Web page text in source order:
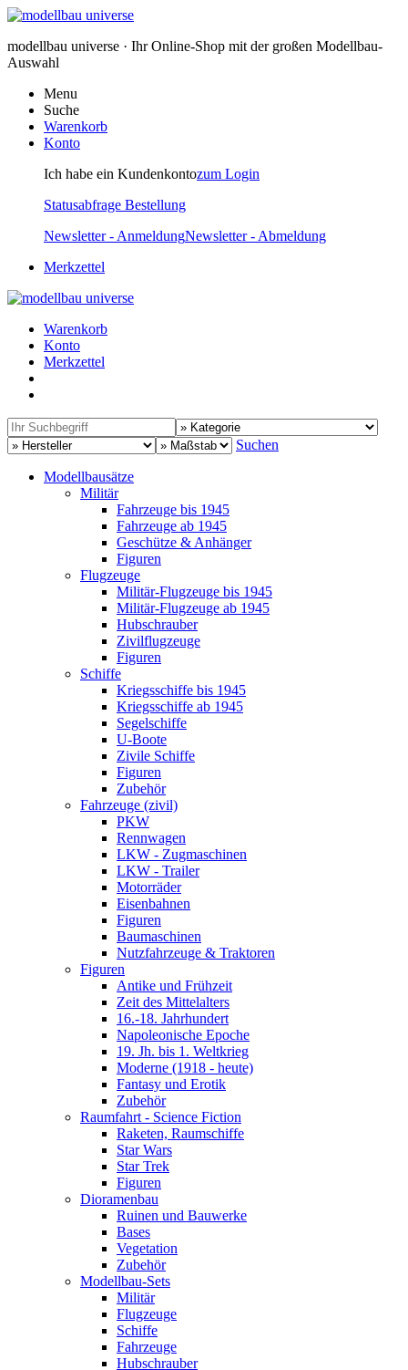
modellbau universe · Ihr Online-Shop mit der großen Modellbau-
Auswahl
Menu
Suche
Warenkorb
Konto
Ich habe ein Kundenkontozum Login
Statusabfrage Bestellung
Newsletter - AnmeldungNewsletter - Abmeldung
Merkzettel
Warenkorb
Konto
Merkzettel
Suchen
Modellbausätze
Militär
Fahrzeuge bis 1945
Fahrzeuge ab 1945
Geschütze & Anhänger
Figuren
Flugzeuge
Militär-Flugzeuge bis 1945
Militär-Flugzeuge ab 1945
Hubschrauber
Zivilflugzeuge
Figuren
Schiffe
Kriegsschiffe bis 1945
Kriegsschiffe ab 1945
Segelschiffe
U-Boote
Zivile Schiffe
Figuren
Zubehör
Fahrzeuge (zivil)
PKW
Rennwagen
LKW - Zugmaschinen
LKW - Trailer
Motorräder
Eisenbahnen
Figuren
Baumaschinen
Nutzfahrzeuge & Traktoren
Figuren
Antike und Frühzeit
Zeit des Mittelalters
16.-18. Jahrhundert
Napoleonische Epoche
19. Jh. bis 1. Weltkrieg
Moderne (1918 - heute)
Fantasy und Erotik
Zubehör
Raumfahrt - Science Fiction
Raketen, Raumschiffe
Star Wars
Star Trek
Figuren
Dioramenbau
Ruinen und Bauwerke
Bases
Vegetation
Zubehör
Modellbau-Sets
Militär
Flugzeuge
Schiffe
Fahrzeuge
Hubschrauber